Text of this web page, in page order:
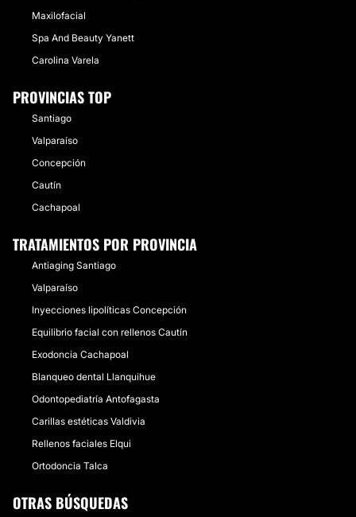
Maxilofacial
Spa And Beauty Yanett
Carolina Varela
PROVINCIAS TOP
Santiago
Valparaíso
Concepción
Cautín
Cachapoal
TRATAMIENTOS POR PROVINCIA
Antiaging Santiago
Valparaíso
Inyecciones lipolíticas Concepción
Equilibrio facial con rellenos Cautín
Exodoncia Cachapoal
Blanqueo dental Llanquihue
Odontopediatría Antofagasta
Carillas estéticas Valdivia
Rellenos faciales Elqui
Ortodoncia Talca
OTRAS BÚSQUEDAS